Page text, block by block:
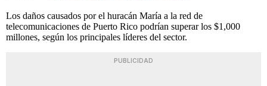
Los daños causados por el huracán María a la red de
telecomunicaciones de Puerto Rico podrían superar los $1,000
millones, según los principales líderes del sector.
PUBLICIDAD